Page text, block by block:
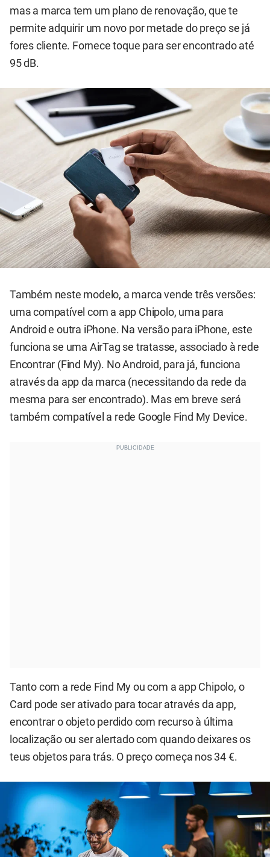
mas a marca tem um plano de renovação, que te
permite adquirir um novo por metade do preço se já
fores cliente. Fornece toque para ser encontrado até
95 dB.
Também neste modelo, a marca vende três versões:
uma compatível com a app Chipolo, uma para
Android e outra iPhone. Na versão para iPhone, este
funciona se uma AirTag se tratasse, associado à rede
Encontrar (Find My). No Android, para já, funciona
através da app da marca (necessitando da rede da
mesma para ser encontrado). Mas em breve será
também compatível a rede Google Find My Device.
Tanto com a rede Find My ou com a app Chipolo, o
Card pode ser ativado para tocar através da app,
encontrar o objeto perdido com recurso à última
localização ou ser alertado com quando deixares os
teus objetos para trás. O preço começa nos 34 €.